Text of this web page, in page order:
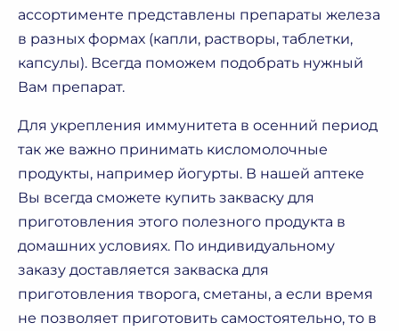
ассортименте представлены препараты железа
в разных формах (капли, растворы, таблетки,
капсулы). Всегда поможем подобрать нужный
Вам препарат.
Для укрепления иммунитета в осенний период
так же важно принимать кисломолочные
продукты, например йогурты. В нашей аптеке
Вы всегда сможете купить закваску для
приготовления этого полезного продукта в
домашних условиях. По индивидуальному
заказу доставляется закваска для
приготовления творога, сметаны, а если время
не позволяет приготовить самостоятельно, то в